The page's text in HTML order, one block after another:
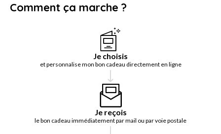
Comment ça marche ?
Je choisis
et personnalise mon bon cadeau directement en ligne
Je reçois
le bon cadeau immédiatement par mail ou par voie postale